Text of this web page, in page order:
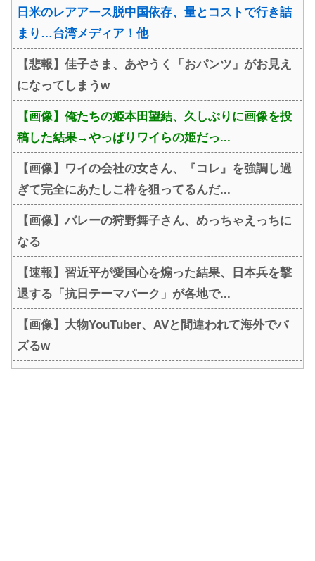
日米のレアアース脱中国依存、量とコストで行き詰
まり…台湾メディア！他
【悲報】佳子さま、あやうく「おパンツ」がお見え
になってしまうw
【画像】俺たちの姫本田望結、久しぶりに画像を投
稿した結果→やっぱりワイらの姫だっ...
【画像】ワイの会社の女さん、『コレ』を強調し過
ぎて完全にあたしこ枠を狙ってるんだ...
【画像】バレーの狩野舞子さん、めっちゃえっちに
なる
【速報】習近平が愛国心を煽った結果、日本兵を撃
退する「抗日テーマパーク」が各地で...
【画像】大物YouTuber、AVと間違われて海外でバ
ズるw